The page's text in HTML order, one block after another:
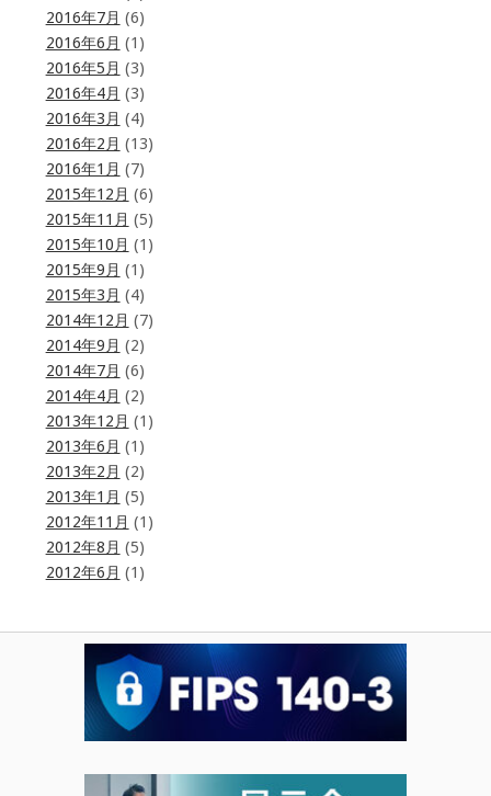
2016年7月 (6)
2016年6月 (1)
2016年5月 (3)
2016年4月 (3)
2016年3月 (4)
2016年2月 (13)
2016年1月 (7)
2015年12月 (6)
2015年11月 (5)
2015年10月 (1)
2015年9月 (1)
2015年3月 (4)
2014年12月 (7)
2014年9月 (2)
2014年7月 (6)
2014年4月 (2)
2013年12月 (1)
2013年6月 (1)
2013年2月 (2)
2013年1月 (5)
2012年11月 (1)
2012年8月 (5)
2012年6月 (1)